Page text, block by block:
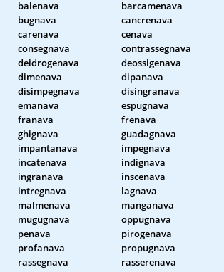
balenava
barcamenava
bugnava
cancrenava
carenava
cenava
consegnava
contrassegnava
deidrogenava
deossigenava
dimenava
dipanava
disimpegnava
disingranava
emanava
espugnava
franava
frenava
ghignava
guadagnava
impantanava
impegnava
incatenava
indignava
ingranava
inscenava
intregnava
lagnava
malmenava
manganava
mugugnava
oppugnava
penava
pirogenava
profanava
propugnava
rassegnava
rasserenava